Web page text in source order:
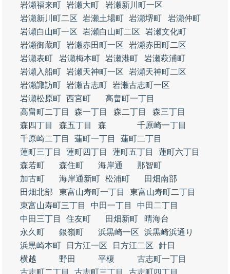
岩瀬福来町 岩瀬大町
岩瀬新川町一区
岩瀬新川町二区
岩瀬土場町 岩瀬堺町
岩瀬仲町
岩瀬白山町一区
岩瀬白山町二区
岩瀬文化町
岩瀬御蔵町 岩瀬赤田町一区
岩瀬赤田町二区
岩瀬表町
岩瀬梅本町 岩瀬港町
岩瀬萩浦町
岩瀬入船町 岩瀬天神町一区
岩瀬天神町二区
岩瀬諏訪町 岩瀬古志町 岩瀬古志町一区
岩瀬松原町 西宮町
高畠町一丁目
高畠町二丁目
森一丁目 森二丁目
森三丁目
森四丁目
森五丁目 森
千原崎一丁目
千原崎二丁目
蓮町一丁目
蓮町二丁目
蓮町三丁目
蓮町四丁目 蓮町五丁目
蓮町六丁目
森若町
森住町 海岸通
那智町
加古町
海岸通新町 松浦町
田畑南部
田畑北部
東富山寿町一丁目
東富山寿町二丁目
東富山寿町三丁目
中田一丁目
中田二丁目
中田三丁目
住友町 田畑新町
晴海台
永久町
銀嶺町 浜黒崎一区
浜黒崎浜通り
浜黒崎本町
日方江一区 日方江二区
針日
横越
野田 平榎
古志町一丁目
古志町二丁目
古志町三丁目
古志町四丁目